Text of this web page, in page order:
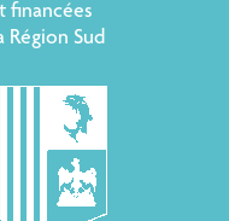
financées
Région Sud